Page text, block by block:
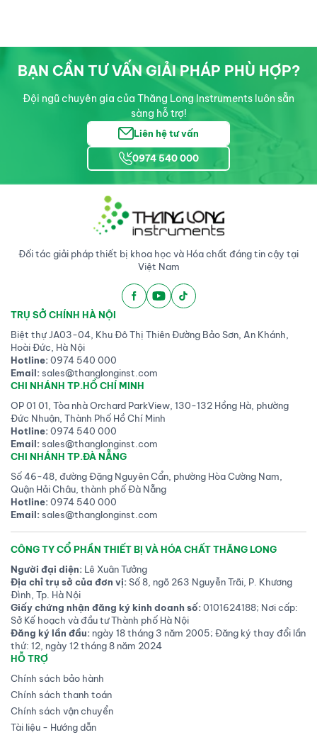
BẠN CẦN TƯ VẤN GIẢI PHÁP PHÙ HỢP?
Đội ngũ chuyên gia của Thăng Long Instruments luôn sẵn
sàng hỗ trợ!
Liên hệ tư vấn
0974 540 000
Đối tác giải pháp thiết bị khoa học và Hóa chất đáng tin cậy tại
Việt Nam
TRỤ SỞ CHÍNH HÀ NỘI
Biệt thự JA03-04, Khu Đô Thị Thiên Đường Bảo Sơn, An Khánh,
Hoài Đức, Hà Nội
Hotline:0974 540 000
Email:sales@thanglonginst.com
CHI NHÁNH TP.HỒ CHÍ MINH
OP 01 01, Tòa nhà Orchard ParkView, 130-132 Hồng Hà, phường
Đức Nhuận, Thành Phố Hồ Chí Minh
Hotline:0974 540 000
Email:sales@thanglonginst.com
CHI NHÁNH TP.ĐÀ NẴNG
Số 46-48, đường Đặng Nguyên Cẩn, phường Hòa Cường Nam,
Quận Hải Châu, thành phố Đà Nẵng
Hotline:0974 540 000
Email:sales@thanglonginst.com
CÔNG TY CỔ PHẦN THIẾT BỊ VÀ HÓA CHẤT THĂNG LONG
Người đại diện: Lê Xuân Tưởng
Địa chỉ trụ sở của đơn vị:Số 8, ngõ 263 Nguyễn Trãi, P. Khương
Đình, Tp. Hà Nội
Giấy chứng nhận đăng ký kinh doanh số:0101624188; Nơi cấp:
Sở Kế hoạch và đầu tư Thành phố Hà Nội
Đăng ký lần đầu: ngày 18 tháng 3 năm 2005; Đăng ký thay đổi lần
thứ: 12, ngày 12 tháng 8 năm 2024
HỖ TRỢ
Chính sách bảo hành
Chính sách thanh toán
Chính sách vận chuyển
Tài liệu - Hướng dẫn